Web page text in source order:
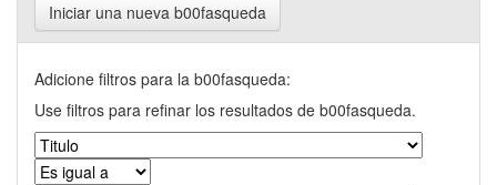
Iniciar una nueva b00fasqueda
Adicione filtros para la b00fasqueda:
Use filtros para refinar los resultados de b00fasqueda.